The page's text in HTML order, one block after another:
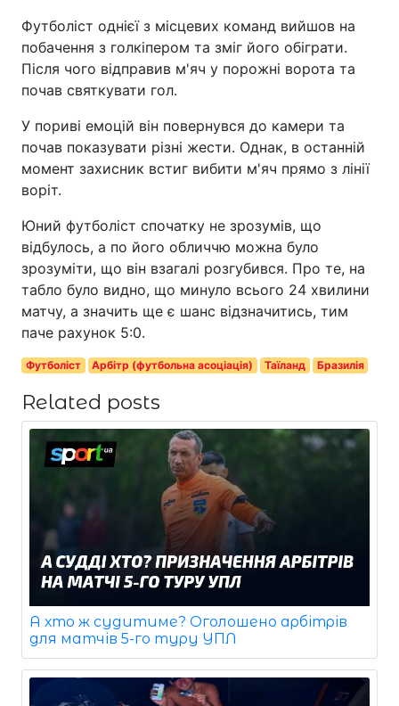
Футболіст однієї з місцевих команд вийшов на
побачення з голкіпером та зміг його обіграти.
Після чого відправив м'яч у порожні ворота та
почав святкувати гол.
У пориві емоцій він повернувся до камери та
почав показувати різні жести. Однак, в останній
момент захисник встиг вибити м'яч прямо з лінії
воріт.
Юний футболіст спочатку не зрозумів, що
відбулось, а по його обличчю можна було
зрозуміти, що він взагалі розгубився. Про те, на
табло було видно, що минуло всього 24 хвилини
матчу, а значить ще є шанс відзначитись, тим
паче рахунок 5:0.
Футболіст Арбітр (футбольна асоціація) Таїланд Бразилія
Related posts
А хто ж судитиме? Оголошено арбітрів
для матчів 5-го туру УПЛ